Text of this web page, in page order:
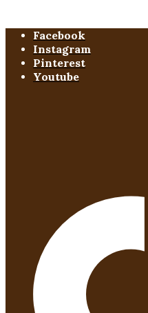
Facebook
Instagram
Pinterest
Youtube